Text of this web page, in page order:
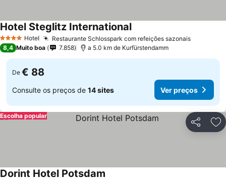
4 EstrelasHotel Restaurante Schlosspark com refeições sazonais
Hotel Steglitz International
8,4 Muito boa 7.858 a 5.0 km de Kurfürstendamm
De € 88
Consulte os preços de 14 sites Ver preços
Partilhar
Escolha popular
Dorint Hotel Potsdam